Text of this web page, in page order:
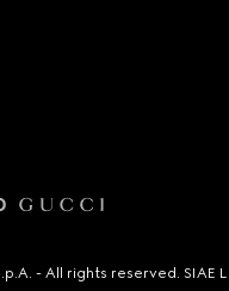
- All rights reserved.